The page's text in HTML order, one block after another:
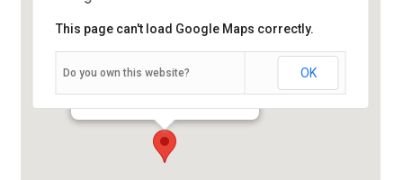
Josef-Schneider-Straße 11 - Würzburg
Veranstaltungen
This page can't load Google Maps correctly.
Do you own this website? OK